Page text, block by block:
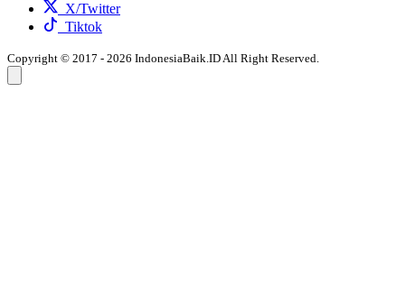
X/Twitter
Tiktok
Copyright © 2017 - 2026 IndonesiaBaik.ID All Right Reserved.